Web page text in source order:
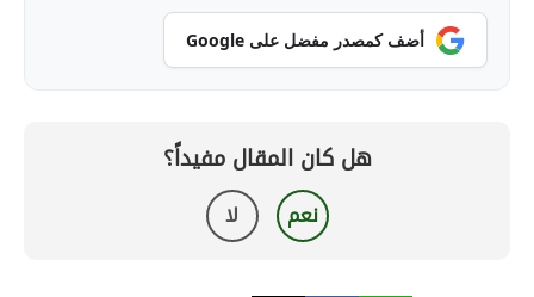
أضف كمصدر مفضل على Google
هل كان المقال مفيداً؟
نعم لا